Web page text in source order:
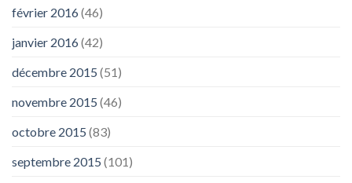
février 2016(46)
janvier 2016(42)
décembre 2015 (51)
novembre 2015 (46)
octobre 2015 (83)
septembre 2015 (101)